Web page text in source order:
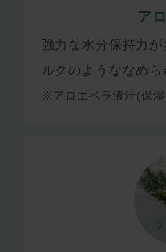
ア
強力な水分保持力
ルクのようななめら
※アロエベラ液汁(保湿